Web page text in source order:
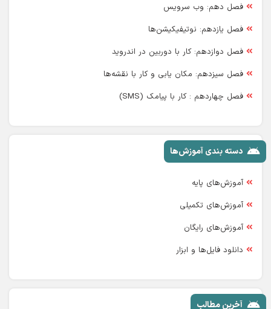
فصل دهم: وب سرویس
فصل یازدهم: نوتیفیکیشن‌ها
فصل دوازدهم: کار با دوربین در اندروید
فصل سیزدهم: مکان یابی و کار با نقشه‌ها
فصل چهاردهم : کار با پیامک (SMS)
دسته بندی آموزش‌ها
آموزش‌های پایه
آموزش‌های تکمیلی
آموزش‌های رایگان
دانلود فایل‌ها و ابزار
آخرین مطالب